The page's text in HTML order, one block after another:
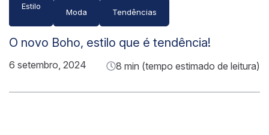
Estilo
Moda Tendências
O novo Boho, estilo que é tendência!
6 setembro, 2024 8 min (tempo estimado de leitura)